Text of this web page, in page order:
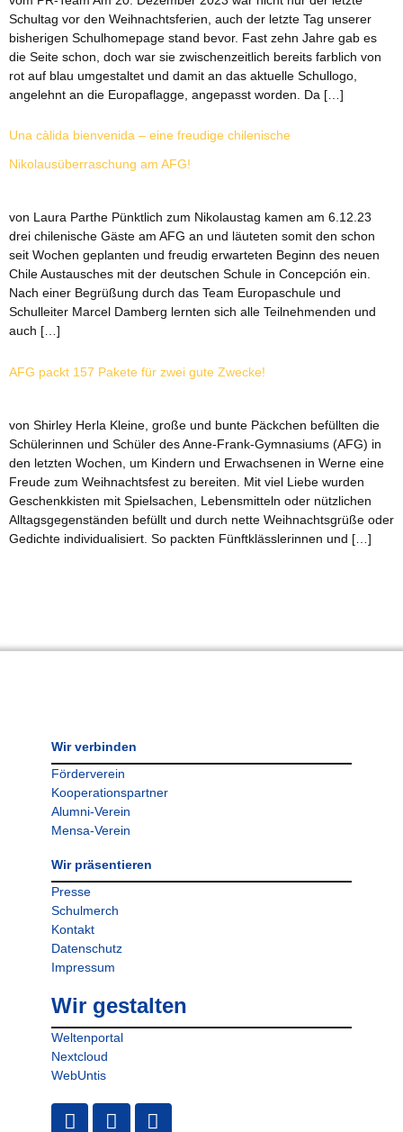
Schultag vor den Weihnachtsferien, auch der letzte Tag unserer
bisherigen Schulhomepage stand bevor. Fast zehn Jahre gab es
die Seite schon, doch war sie zwischenzeitlich bereits farblich von
rot auf blau umgestaltet und damit an das aktuelle Schullogo,
angelehnt an die Europaflagge, angepasst worden. Da […]
Una càlida bienvenida – eine freudige chilenische
Nikolausüberraschung am AFG!
von Laura Parthe Pünktlich zum Nikolaustag kamen am 6.12.23
drei chilenische Gäste am AFG an und läuteten somit den schon
seit Wochen geplanten und freudig erwarteten Beginn des neuen
Chile Austausches mit der deutschen Schule in Concepción ein.
Nach einer Begrüßung durch das Team Europaschule und
Schulleiter Marcel Damberg lernten sich alle Teilnehmenden und
auch […]
AFG packt 157 Pakete für zwei gute Zwecke!
von Shirley Herla Kleine, große und bunte Päckchen befüllten die
Schülerinnen und Schüler des Anne-Frank-Gymnasiums (AFG) in
den letzten Wochen, um Kindern und Erwachsenen in Werne eine
Freude zum Weihnachtsfest zu bereiten. Mit viel Liebe wurden
Geschenkkisten mit Spielsachen, Lebensmitteln oder nützlichen
Alltagsgegenständen befüllt und durch nette Weihnachtsgrüße oder
Gedichte individualisiert. So packten Fünftklässlerinnen und […]
Wir verbinden
Förderverein
Kooperationspartner
Alumni-Verein
Mensa-Verein
Wir präsentieren
Presse
Schulmerch
Kontakt
Datenschutz
Impressum
Wir gestalten
Weltenportal
Nextcloud
WebUntis